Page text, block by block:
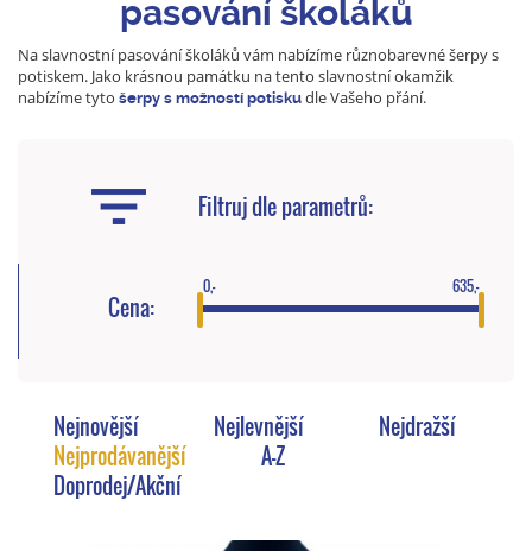
pasování školáků
Na slavnostní pasování školáků vám nabízíme různobarevné šerpy s
potiskem. Jako krásnou památku na tento slavnostní okamžik
nabízíme tyto šerpy s možností potisku dle Vašeho přání.
Filtruj dle parametrů:
Cena:
0,- 635,-
Nejnovější Nejlevnější
Nejdražší
Nejprodávanější
A-Z
Doprodej/Akční